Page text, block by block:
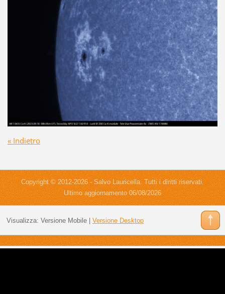
« Indietro
Copyright © 2012-2026 - Salvo Lauricella. Tutti i diritti riservati.
Ultimo aggiornamento 06/08/2026
Visualizza: Versione Mobile| Versione Desktop